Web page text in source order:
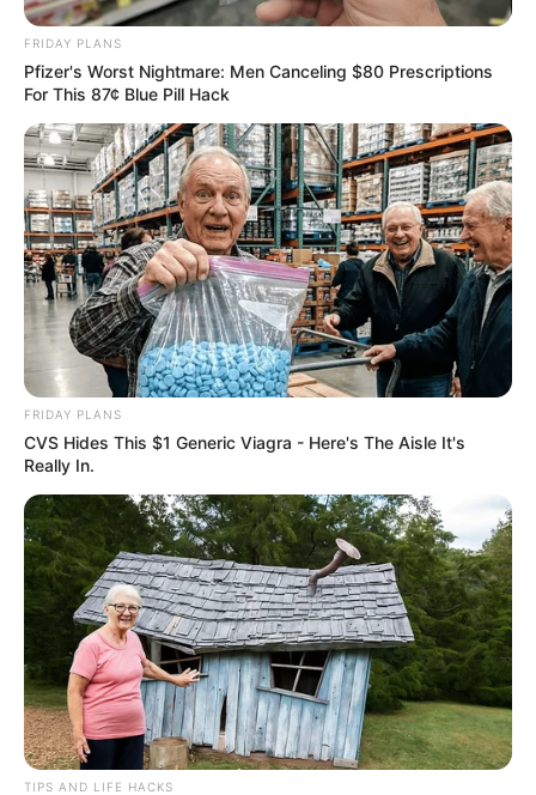
FRIDAY PLANS
Pfizer's Worst Nightmare: Men Canceling $80 Prescriptions
For This 87¢ Blue Pill Hack
FRIDAY PLANS
CVS Hides This $1 Generic Viagra - Here's The Aisle It's
Really In.
TIPS AND LIFE HACKS